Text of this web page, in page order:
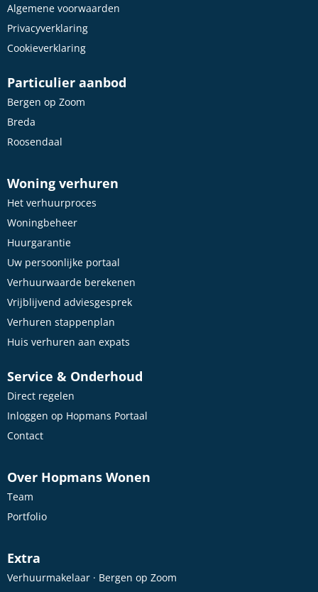
Algemene voorwaarden
Privacyverklaring
Cookieverklaring
Particulier aanbod
Bergen op Zoom
Breda
Roosendaal
Woning verhuren
Het verhuurproces
Woningbeheer
Huurgarantie
Uw persoonlijke portaal
Verhuurwaarde berekenen
Vrijblijvend adviesgesprek
Verhuren stappenplan
Huis verhuren aan expats
Service & Onderhoud
Direct regelen
Inloggen op Hopmans Portaal
Contact
Over Hopmans Wonen
Team
Portfolio
Extra
Verhuurmakelaar · Bergen op Zoom